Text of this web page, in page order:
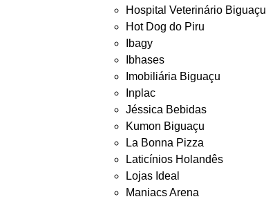
Hospital Veterinário Biguaçu
Hot Dog do Piru
Ibagy
Ibhases
Imobiliária Biguaçu
Inplac
Jéssica Bebidas
Kumon Biguaçu
La Bonna Pizza
Laticínios Holandês
Lojas Ideal
Maniacs Arena